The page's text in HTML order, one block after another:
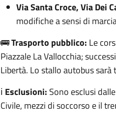
Via Santa Croce, Via Dei
modifiche a sensi di
🚌Trasporto pubblico: Le
Piazzale La Vallocchia;
Libertà. Lo stallo autobus sarà
ℹ️ Esclusioni: Sono esclusi
Civile, mezzi di soccorso e il